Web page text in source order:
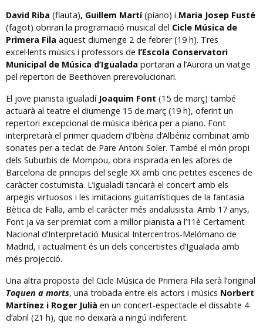
David Riba (flauta), Guillem Martí(piano) i Maria Josep Fusté
(fagot) obriran la programació musical del Cicle Música de
Primera Fila aquest diumenge 2 de febrer (19 h). Tres
excel·lents músics i professors de l’Escola Conservatori
Municipal de Música d’Igualada portaran a l’Aurora un viatge
pel repertori de Beethoven prerevolucionari.
El jove pianista igualadí Joaquim Font (15 de març) també
actuarà al teatre el diumenge 15 de març (19 h), oferint un
repertori excepcional de música ibèrica per a piano. Font
interpretarà el primer quadern d’Ibèria d’Albéniz combinat amb
sonates per a teclat de Pare Antoni Soler. També el món propi
dels Suburbis de Mompou, obra inspirada en les afores de
Barcelona de principis del segle XX amb cinc petites escenes de
caràcter costumista. L’igualadí tancarà el concert amb els
arpegis virtuosos i les imitacions guitarrístiques de la fantasia
Bètica de Falla, amb el caràcter més andalusista. Amb 17 anys,
Font ja va ser premiat com a millor pianista a l’11è Certament
Nacional d’Interpretació Musical Intercentros-Melómano de
Madrid, i actualment és un dels concertistes d’Igualada amb
més projecció.
Una altra proposta del Cicle Música de Primera Fila serà l’original
Toquen a morts, una trobada entre els actors i músics Norbert
Martínez i Roger Julià en un concert-espectacle el dissabte 4
d’abril (21 h), que no deixarà a ningú indiferent.